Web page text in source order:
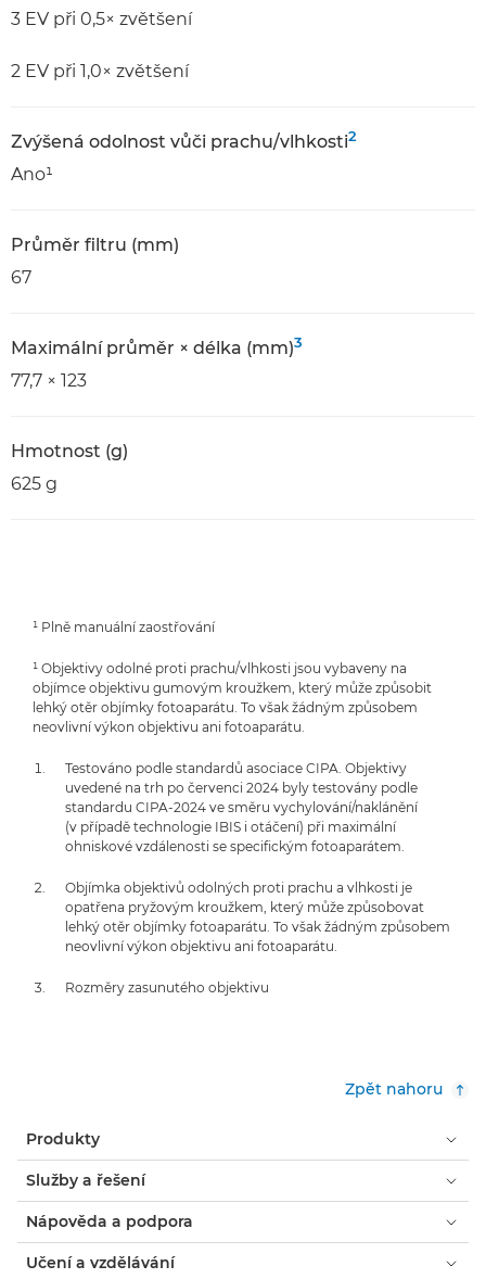
3 EV při 0,5× zvětšení
2 EV při 1,0× zvětšení
Zvýšená odolnost vůči prachu/vlhkosti2
Ano¹
Průměr filtru (mm)
67
Maximální průměr × délka (mm)3
77,7 × 123
Hmotnost (g)
625 g
¹ Plně manuální zaostřování
¹ Objektivy odolné proti prachu/vlhkosti jsou vybaveny na
objímce objektivu gumovým kroužkem, který může způsobit
lehký otěr objímky fotoaparátu. To však žádným způsobem
neovlivní výkon objektivu ani fotoaparátu.
Testováno podle standardů asociace CIPA. Objektivy
uvedené na trh po červenci 2024 byly testovány podle
standardu CIPA-2024 ve směru vychylování/naklánění
(v případě technologie IBIS i otáčení) při maximální
ohniskové vzdálenosti se specifickým fotoaparátem.
Objímka objektivů odolných proti prachu a vlhkosti je
opatřena pryžovým kroužkem, který může způsobovat
lehký otěr objímky fotoaparátu. To však žádným způsobem
neovlivní výkon objektivu ani fotoaparátu.
Rozměry zasunutého objektivu
Zpět nahoru
Produkty
Služby a řešení
Nápověda a podpora
Učení a vzdělávání